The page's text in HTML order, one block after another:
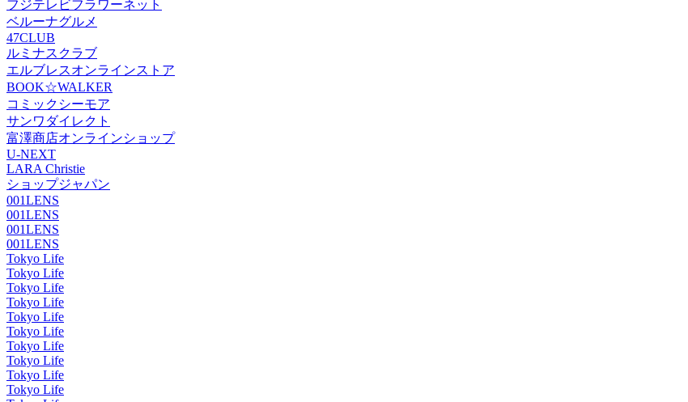
フジテレビフラワーネット
ベルーナグルメ
47CLUB
ルミナスクラブ
エルブレスオンラインストア
BOOK☆WALKER
コミックシーモア
サンワダイレクト
富澤商店オンラインショップ
U-NEXT
LARA Christie
ショップジャパン
001LENS
001LENS
001LENS
001LENS
Tokyo Life
Tokyo Life
Tokyo Life
Tokyo Life
Tokyo Life
Tokyo Life
Tokyo Life
Tokyo Life
Tokyo Life
Tokyo Life